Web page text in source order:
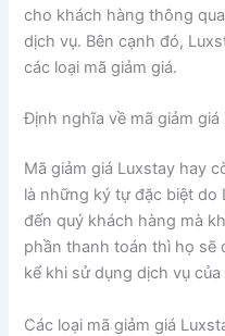
cho khách hàng thông
dịch vụ. Bên cạnh đó,
các loại mã giảm giá.
Định nghĩa về mã giảm giá
Mã giảm giá Luxstay hay
là những ký tự đặc biệt do
đến quý khách hàng mà
phần thanh toán thì họ sẽ
kể khi sử dụng dịch vụ của
Các loại mã giảm giá